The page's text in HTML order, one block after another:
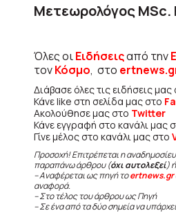
Μετεωρολόγος ΜSc.
Όλες οιΕιδήσειςαπό την
τονΚόσμο, στο
Διάβασε όλες τις ειδήσεις μας
Κάνε like στη σελίδα μας στο
Ακολούθησε μας στο Twitter
Κάνε εγγραφή στο κανάλι μας
Γίνε μέλος στο κανάλι μας στο
Προσοχή! Επιτρέπεται η
παραπάνω άρθρου (όχι αυτολεξεί)
– Αναφέρεται ως πηγή τοertnews.gr
αναφορά.
– Στο τέλος του άρθρου ως Πηγή
– Σε ένα από τα δύο σημεία να